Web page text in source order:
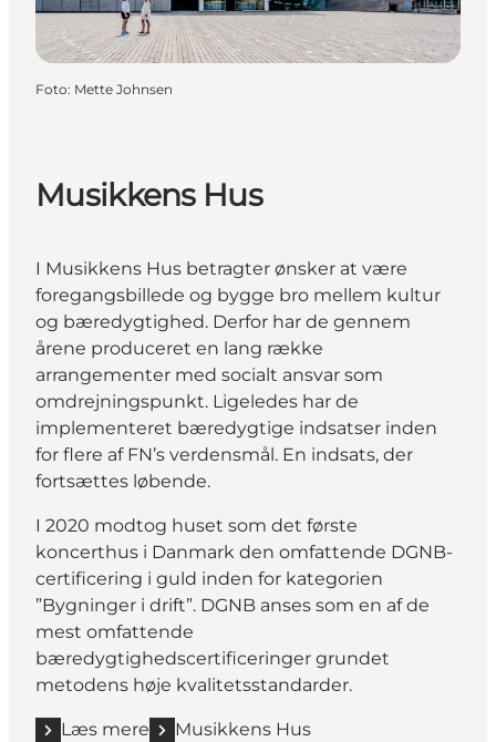
Foto: Mette Johnsen
Musikkens Hus
I Musikkens Hus betragter ønsker at være
foregangsbillede og bygge bro mellem kultur
og bæredygtighed. Derfor har de gennem
årene produceret en lang række
arrangementer med socialt ansvar som
omdrejningspunkt. Ligeledes har de
implementeret bæredygtige indsatser inden
for flere af FN’s verdensmål. En indsats, der
fortsættes løbende.
I 2020 modtog huset som det første
koncerthus i Danmark den omfattende DGNB-
certificering i guld inden for kategorien
”Bygninger i drift”. DGNB anses som en af de
mest omfattende
bæredygtighedscertificeringer grundet
metodens høje kvalitetsstandarder.
Læs mere Musikkens Hus